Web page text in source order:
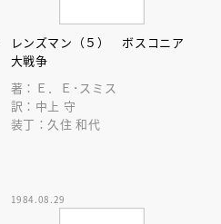
レンズマン（５） ボスコニア
大戦争
著：Ｅ．Ｅ･スミス
訳：中上 守
装丁：久住 和代
1984.08.29